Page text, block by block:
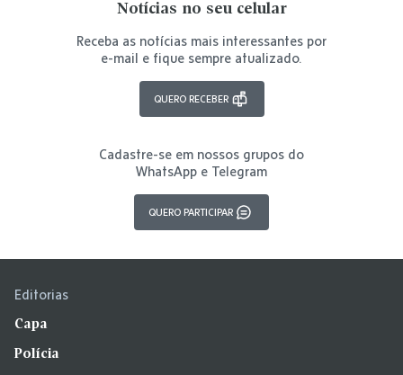
Notícias no seu celular
Receba as notícias mais interessantes por
e-mail e fique sempre atualizado.
QUERO RECEBER
Cadastre-se em nossos grupos do
WhatsApp e Telegram
QUERO PARTICIPAR
Editorias
Capa
Polícia